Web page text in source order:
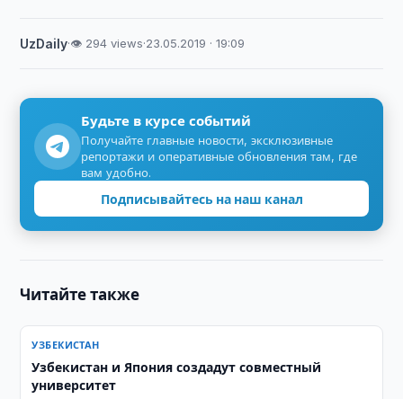
UzDaily·👁 294 views·23.05.2019 · 19:09
Будьте в курсе событий
Получайте главные новости, эксклюзивные
репортажи и оперативные обновления там, где
вам удобно.
Подписывайтесь на наш канал
Читайте также
УЗБЕКИСТАН
Узбекистан и Япония создадут совместный
университет